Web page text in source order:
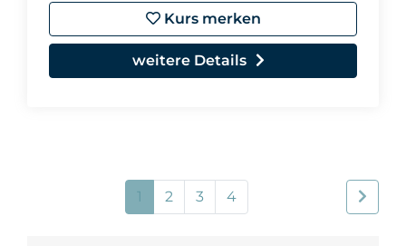
Kurs merken
weitere Details
1 2 3 4